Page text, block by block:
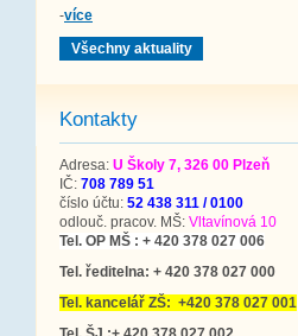
-více
Všechny aktuality
Kontakty
Adresa: U Školy 7, 326 00 Plzeň
IČ: 708 789 51
číslo účtu: 52 438 311 / 0100
odlouč. pracov. MŠ: Vltavínová 10
Tel. OP MŠ : + 420 378 027 006
Tel. ředitelna: + 420 378 027 000
Tel. kancelář ZŠ: +420 378 027 001